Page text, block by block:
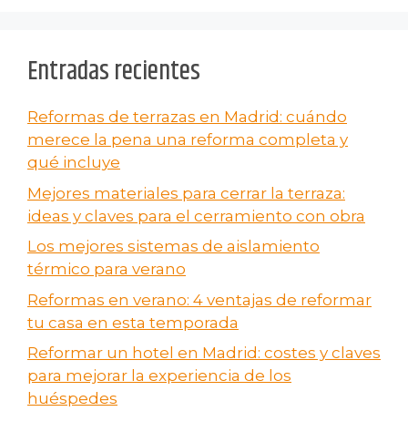
Entradas recientes
Reformas de terrazas en Madrid: cuándo
merece la pena una reforma completa y
qué incluye
Mejores materiales para cerrar la terraza:
ideas y claves para el cerramiento con obra
Los mejores sistemas de aislamiento
térmico para verano
Reformas en verano​: 4 ventajas de reformar
tu casa en esta temporada
Reformar un hotel en Madrid: costes y claves
para mejorar la experiencia de los
huéspedes